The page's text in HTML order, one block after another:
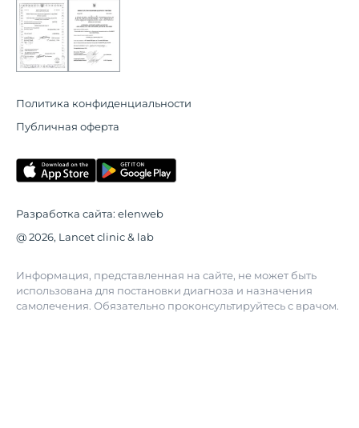
Политика конфиденциальности
Публичная оферта
Разработка сайта: elenweb
@ 2026, Lancet clinic & lab
Информация, представленная на сайте, не может быть
использована для постановки диагноза и назначения
самолечения. Обязательно проконсультируйтесь с врачом.